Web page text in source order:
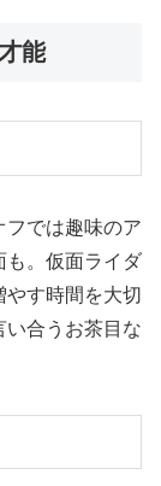
能
フでは趣味のア
も。仮面ライダ
す時間を大切
い合うお茶目な